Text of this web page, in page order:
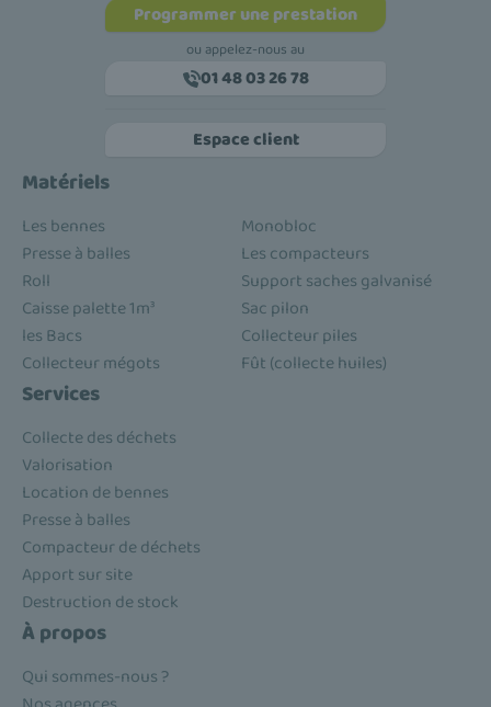
Programmer une prestation
ou appelez-nous au
01 48 03 26 78
Espace client
Matériels
Les bennes
Monobloc
Presse à balles
Les compacteurs
Roll
Support saches galvanisé
Caisse palette 1m³
Sac pilon
les Bacs
Collecteur piles
Collecteur mégots
Fût (collecte huiles)
Services
Collecte des déchets
Valorisation
Location de bennes
Presse à balles
Compacteur de déchets
Apport sur site
Destruction de stock
À propos
Qui sommes-nous ?